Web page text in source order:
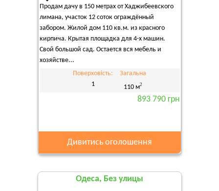
Продам дачу в 150 метрах от Хаджибеевского
лимана, участок 12 соток ограждённый
забором. Жилой дом 110 кв.м. из красного
кирпича. Крытая площадка для 4-х машин.
Свой большой сад. Остается вся мебель и
хозяйстве...
Поверховість:
1
Загальна
110 м2
893 790 грн
Дивитись оголошення
Одеса, Без улицы